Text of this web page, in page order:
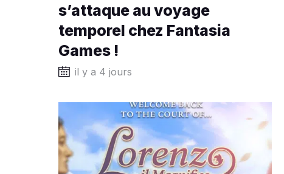
s’attaque au voyage
temporel chez Fantasia
Games !
il y a 4 jours